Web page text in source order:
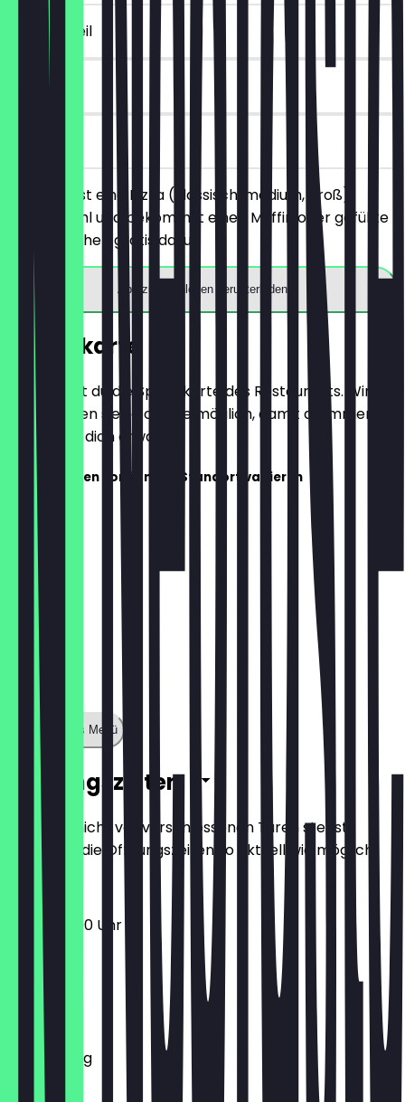
~€ 5 Vorteil
1 Tage
Du bestellst eine Pizza (klassisch, medium, groß)
deiner Wahl und bekommst einen Muffin oder gefüllte
Pizzabrötchen gratis dazu.
App zum Einlösen herunterladen
Speisekarte
Hier findest du die Speisekarte des Restaurants. Wir
aktualisieren sie so oft wie möglich, damit du immer
weißt, was dich erwartet.
Preise können von je nach Standort variieren
Zeige ganzes Menü
Öffnungszeiten
Damit du nicht vor verschlossenen Türen stehst,
halten wir die Öffnungszeiten so aktuell wie möglich.
10:30 - 23:00 Uhr
Montag
Dienstag
Mittwoch
Donnerstag
Freitag